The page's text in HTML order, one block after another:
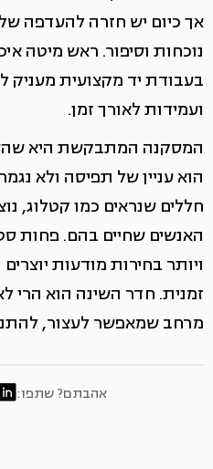
אך כיום יש חזרה להעדפה
נוכחות וסיפור. ראש מיטה
בעבודת יד מקצועית
ועמידות לאורך זמן.
המסקנה המתבקשת היא
הוא עניין של תפיסה ולא
חללים שנראים כמו קטלוג,
האנשים שחיים בהם. פחות
ויותר בחירות מודעות
זמנית. חדר השינה הוא הרי
מרחב שמאפשר לעצור,
אהבתם? שתפו: